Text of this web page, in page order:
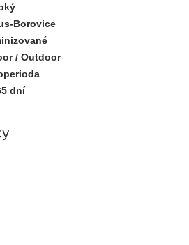
Borovice
/ Outdoor
dní